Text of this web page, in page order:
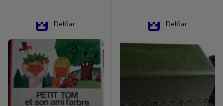
Delfiar Delfiar